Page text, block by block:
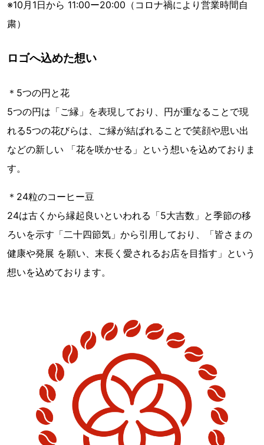
※10月1日から 11:00ー20:00（コロナ禍により営業時間自
粛）
ロゴへ込めた想い
＊5つの円と花
5つの円は「ご縁」を表現しており、円が重なることで現
れる5つの花びらは、ご縁が結ばれることで笑顔や思い出
などの新しい 「花を咲かせる」という想いを込めておりま
す。​
＊24粒のコーヒー豆
24は古くから縁起良いといわれる「5大吉数」と季節の移
ろいを示す「二十四節気」から引用しており、「皆さまの
健康や発展 を願い、末長く愛されるお店を目指す」という
想いを込めております。